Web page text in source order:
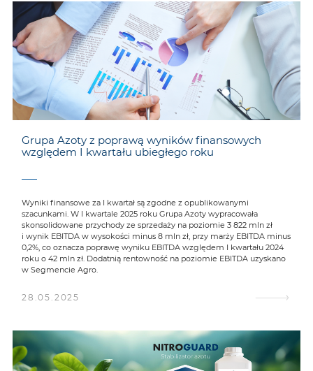
Grupa Azoty z poprawą wyników finansowych
względem I kwartału ubiegłego roku
Wyniki finansowe za I kwartał są zgodne z opublikowanymi
szacunkami. W I kwartale 2025 roku Grupa Azoty wypracowała
skonsolidowane przychody ze sprzedaży na poziomie 3 822 mln zł
i wynik EBITDA w wysokości minus 8 mln zł, przy marży EBITDA minus
0,2%, co oznacza poprawę wyniku EBITDA względem I kwartału 2024
roku o 42 mln zł. Dodatnią rentowność na poziomie EBITDA uzyskano
w Segmencie Agro.
28.05.2025